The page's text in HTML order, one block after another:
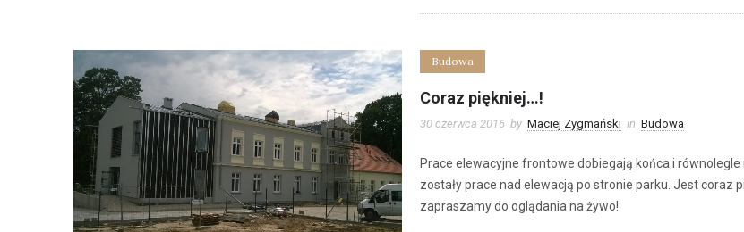
Budowa
Coraz piękniej…!
30 czerwca 2016 by Maciej Zygmański in Budowa
Prace elewacyjne frontowe dobiegają końca i
zostały prace nad elewacją po stronie parku. Jest coraz
zapraszamy do oglądania na żywo!